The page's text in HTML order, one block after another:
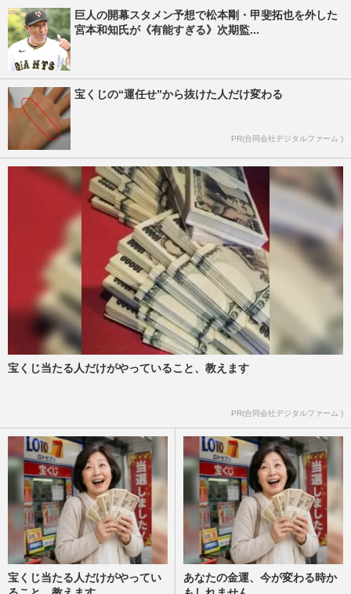
巨人の開幕スタメン予想で松本剛・甲斐拓也を外した
宮本和知氏が《有能すぎる》次期監...
宝くじの“運任せ”から抜けた人だけ変わる
PR(合同会社デジタルファーム )
宝くじ当たる人だけがやっていること、教えます
PR(合同会社デジタルファーム )
宝くじ当たる人だけがやってい
あなたの金運、今が変わる時か